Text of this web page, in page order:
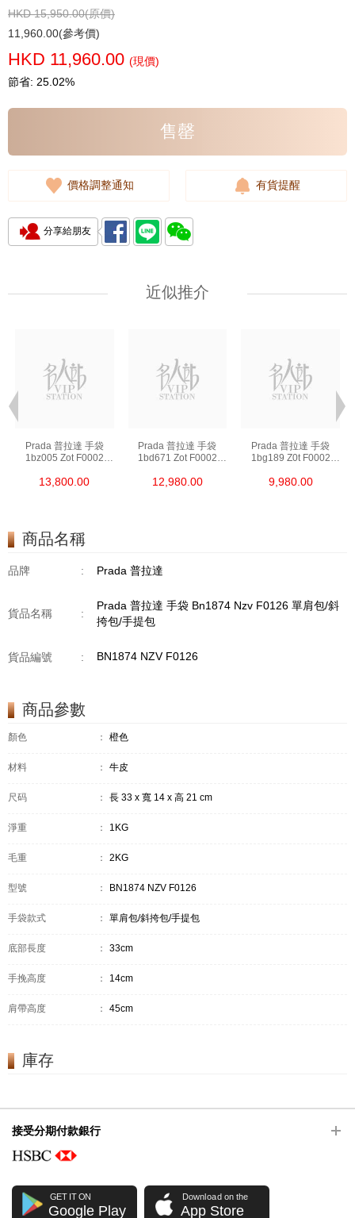
HKD 15,950.00(原價)
11,960.00(參考價)
HKD 11,960.00 (現價)
節省: 25.02%
售罄
價格調整通知 有貨提醒
分享給朋友
近似推介
Prada 普拉達 手袋
1bz005 Zot F0002
13,800.00
Prada 普拉達 手袋
1bd671 Zot F0002
12,980.00
Prada 普拉達 手袋
1bg189 Z0t F0002
9,980.00
商品名稱
品牌 : Prada 普拉達
貨品名稱 :
Prada 普拉達 手袋 Bn1874 Nzv F0126 單肩包/斜
挎包/手提包
貨品編號 : BN1874 NZV F0126
商品參數
顏色 ： 橙色
材料 ： 牛皮
尺码 ： 長 33 x 寬 14 x 高 21 cm
淨重 ： 1KG
毛重 ： 2KG
型號 ： BN1874 NZV F0126
手袋款式 ： 單肩包/斜挎包/手提包
底部長度 ： 33cm
手挽高度 ： 14cm
肩帶高度 ： 45cm
庫存
接受分期付款銀行
GET IT ON
Google Play
Download on the
App Store